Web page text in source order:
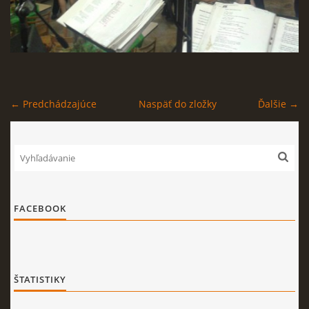
← Predchádzajúce Ďalšie →
Naspäť do zložky
FACEBOOK
ŠTATISTIKY